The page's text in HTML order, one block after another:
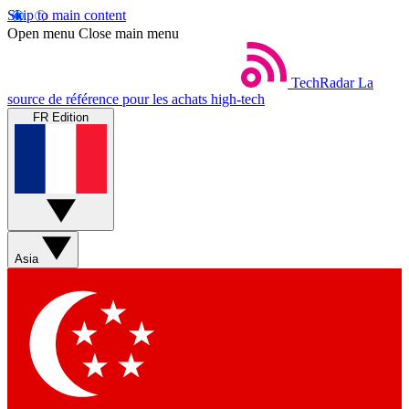
Skip to main content
Open menu Close main menu
TechRadar La
source de référence pour les achats high-tech
FR Edition
Asia